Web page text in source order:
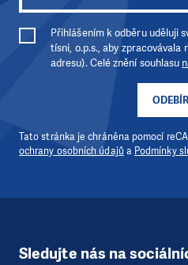
Přihlášením k odběru uděluji
tísni, o.p.s., aby zpracovávala
adresu). Celé znění souhlasu
Tato stránka je chráněna pomocí
ochrany osobních údajů a Podmínky
Sledujte nás na